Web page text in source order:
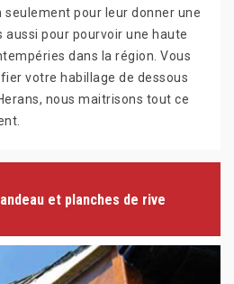
seulement pour leur donner une
pour pourvoir une haute
dans la région. Vous
votre habillage de dessous
nous maitrisons tout ce
et planches de rive